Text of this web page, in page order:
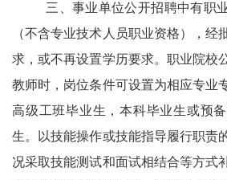
三、事业单位公开招聘中有职
（不含专业技术人员职业资格）
，经
求，或不再设置学历要求。 职业院校
教师时，岗位条件可设置为相应专业
高级工班毕业生，本科毕业生或预
生。
以技能操作或技能指导履行职责
况采取技能测试和面试相结合等方式